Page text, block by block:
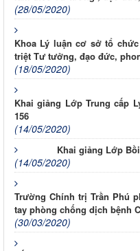
(28/05/2020)
Khoa Lý luận cơ sở tổ
triệt Tư tưởng, đạo đức,
(18/05/2020)
Khai giảng Lớp Trung cấp
156
(14/05/2020)
Khai giảng Lớp
(14/05/2020)
Trường Chính trị Trần Phú
tay phòng chống dịch bệnh
(30/03/2020)